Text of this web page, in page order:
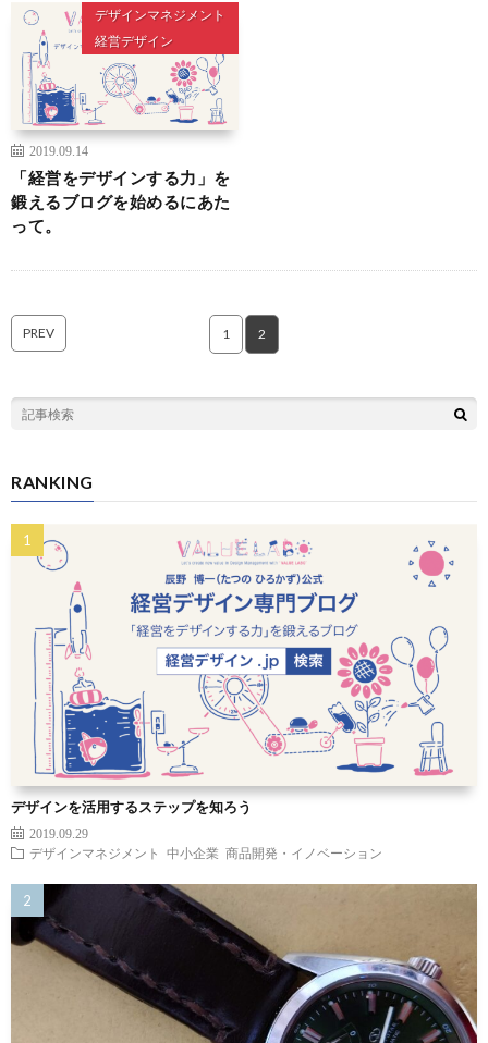
デザインマネジメント
経営デザイン
2019.09.14
「経営をデザインする力」を
鍛えるブログを始めるにあた
って。
PREV 1 2
RANKING
デザインを活用するステップを知ろう
2019.09.29
デザインマネジメント
中小企業 商品開発・イノベーション